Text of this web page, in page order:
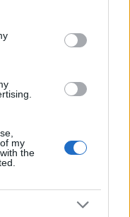
in below Google
my
the
vários indicadores e
previsão de preço
ou descer nos
volátil e
pesquisar os
é uma tarefa
quantia de
de mantê-los por
Unizen para formar